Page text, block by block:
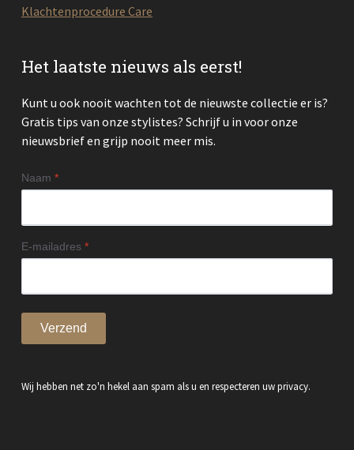
Klachtenprocedure Care
Het laatste nieuws als eerst!
Kunt u ook nooit wachten tot de nieuwste collectie er is?
Gratis tips van onze stylistes? Schrijf u in voor onze
nieuwsbrief en grijp nooit meer mis.
Naam*
E-mailadres*
Verzend
Wij hebben net zo'n hekel aan spam als u en respecteren uw privacy.